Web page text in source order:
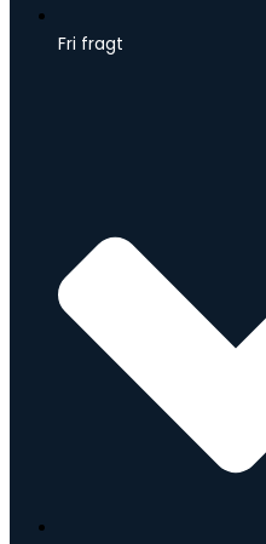
Fri fragt